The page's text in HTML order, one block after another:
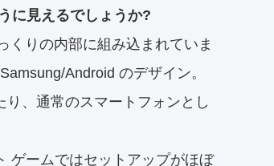
に見えるでしょうか?
くりの内部に組み込まれていま
Android のデザイン。
、通常のスマートフォンとし
ゲームではセットアップがほぼ